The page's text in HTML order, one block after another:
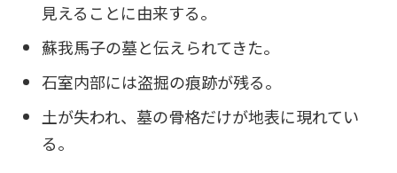
見えることに由来する。
蘇我馬子の墓と伝えられてきた。
石室内部には盗掘の痕跡が残る。
土が失われ、墓の骨格だけが地表に現れてい
る。